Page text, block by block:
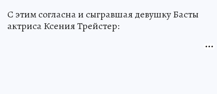
С этим согласна и сыгравшая девушку Басты
актриса Ксения Трейстер: